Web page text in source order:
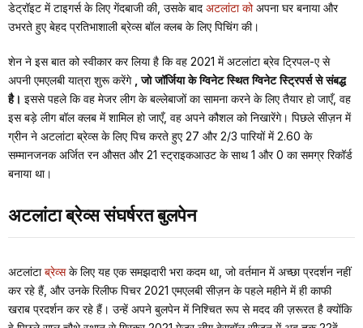
डेट्रॉइट में टाइगर्स के लिए गेंदबाजी की, उसके बाद अटलांटा कोअपना घर बनाया और
उभरते हुए बेहद प्रतिभाशाली ब्रेव्स बॉल क्लब के लिए पिचिंग की।
शेन ने इस बात को स्वीकार कर लिया है कि वह 2021 में अटलांटा ब्रेव ट्रिपल-ए से
अपनी एमएलबी यात्रा शुरू करेंगे , जो जॉर्जिया के ग्विनेट स्थित ग्विनेट स्ट्रिपर्स से संबद्ध
है। इससे पहले कि वह मेजर लीग के बल्लेबाजों का सामना करने के लिए तैयार हो जाएँ, वह
इस बड़े लीग बॉल क्लब में शामिल हो जाएँ, वह अपने कौशल को निखारेंगे। पिछले सीज़न में
ग्रीन ने अटलांटा ब्रेव्स के लिए पिच करते हुए 27 और 2/3 पारियों में 2.60 के
सम्मानजनक अर्जित रन औसत और 21 स्ट्राइकआउट के साथ 1 और 0 का समग्र रिकॉर्ड
बनाया था।
अटलांटा ब्रेव्स संघर्षरत बुलपेन
अटलांटाब्रेव्सके लिए यह एक समझदारी भरा कदम था, जो वर्तमान में अच्छा प्रदर्शन नहीं
कर रहे हैं, और उनके रिलीफ पिचर 2021 एमएलबी सीज़न के पहले महीने में ही काफी
खराब प्रदर्शन कर रहे हैं। उन्हें अपने बुलपेन में निश्चित रूप से मदद की ज़रूरत है क्योंकि